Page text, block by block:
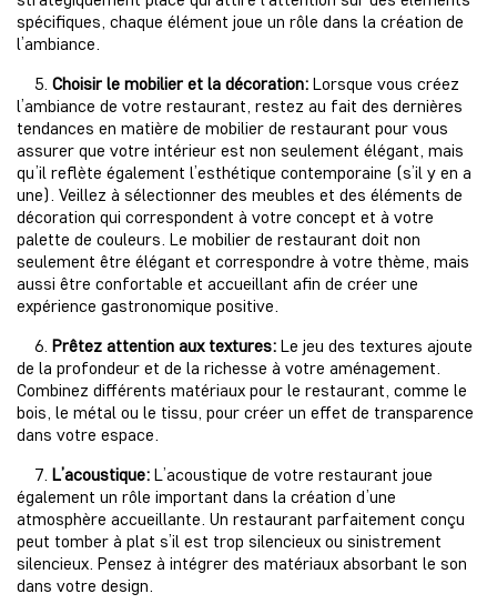
spécifiques, chaque élément joue un rôle dans la création de
l’ambiance.
5. Choisir le mobilier et la décoration: Lorsque vous créez
l’ambiance de votre restaurant, restez au fait des dernières
tendances en matière de mobilier de restaurant pour vous
assurer que votre intérieur est non seulement élégant, mais
qu’il reflète également l’esthétique contemporaine (s’il y en a
une). Veillez à sélectionner des meubles et des éléments de
décoration qui correspondent à votre concept et à votre
palette de couleurs. Le mobilier de restaurant doit non
seulement être élégant et correspondre à votre thème, mais
aussi être confortable et accueillant afin de créer une
expérience gastronomique positive.
6. Prêtez attention aux textures: Le jeu des textures ajoute
de la profondeur et de la richesse à votre aménagement.
Combinez différents matériaux pour le restaurant, comme le
bois, le métal ou le tissu, pour créer un effet de transparence
dans votre espace.
7. L’acoustique: L’acoustique de votre restaurant joue
également un rôle important dans la création d’une
atmosphère accueillante. Un restaurant parfaitement conçu
peut tomber à plat s’il est trop silencieux ou sinistrement
silencieux. Pensez à intégrer des matériaux absorbant le son
dans votre design.